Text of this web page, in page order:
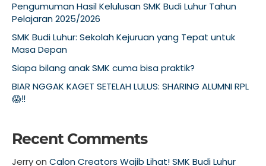
Pengumuman Hasil Kelulusan SMK Budi Luhur Tahun
Pelajaran 2025/2026
SMK Budi Luhur: Sekolah Kejuruan yang Tepat untuk
Masa Depan
Siapa bilang anak SMK cuma bisa praktik?
BIAR NGGAK KAGET SETELAH LULUS: SHARING ALUMNI RPL
😱‼️
Recent Comments
Jerryon Calon Creators Wajib Lihat! SMK Budi Luhur